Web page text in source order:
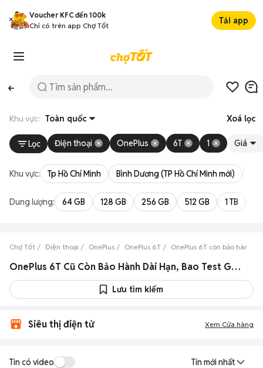
Voucher KFC đến 100k
Chỉ có trên app Chợ Tốt
Tải app
Khu vực: Toàn quốc Xoá lọc
Lọc Điện thoại OnePlus 6T 1 Giá
Khu vực: Tp Hồ Chí Minh Bình Dương (TP Hồ Chí Minh mới)
Dung lượng: 64 GB 128 GB 256 GB 512 GB 1 TB
Chợ Tốt Điện thoại OnePlus OnePlus 6T OnePlus 6T còn bảo hành
OnePlus 6T Cũ Còn Bảo Hành Dài Hạn, Bao Test Giá Siêu Rẻ
Lưu tìm kiếm
Siêu thị điện tử Xem Cửa hàng
Tin có video Tin mới nhất